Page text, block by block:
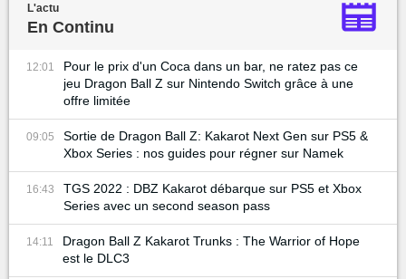
L'actu
En Continu
12:01
Pour le prix d'un Coca dans un bar, ne ratez pas ce
jeu Dragon Ball Z sur Nintendo Switch grâce à une
offre limitée
09:05
Sortie de Dragon Ball Z: Kakarot Next Gen sur PS5 &
Xbox Series : nos guides pour régner sur Namek
16:43
TGS 2022 : DBZ Kakarot débarque sur PS5 et Xbox
Series avec un second season pass
14:11
Dragon Ball Z Kakarot Trunks : The Warrior of Hope
est le DLC3